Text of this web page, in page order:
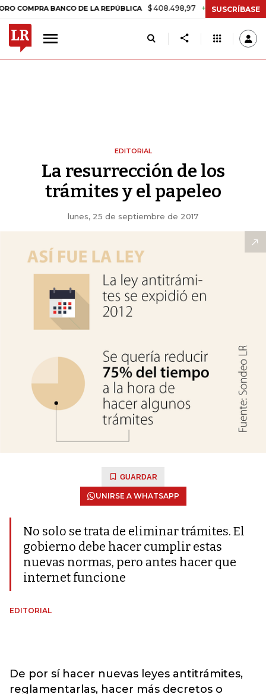
BANCO DE LA REPÚBLICA $ 408.498,97 +$ 8.753,81 +2,19%
SUSCRÍBASE
EDITORIAL
La resurrección de los
trámites y el papeleo
lunes, 25 de septiembre de 2017
GUARDAR
UNIRSE A WHATSAPP
No solo se trata de eliminar trámites. El
gobierno debe hacer cumplir estas
nuevas normas, pero antes hacer que
internet funcione
EDITORIAL
De por sí hacer nuevas leyes antitrámites,
reglamentarlas, hacer más decretos o